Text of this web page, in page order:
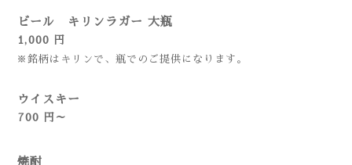
ビール キリンラガー 大瓶
1,000 円
※銘柄はキリンで、瓶でのご提供になります。
ウイスキー
700 円～
焼酎